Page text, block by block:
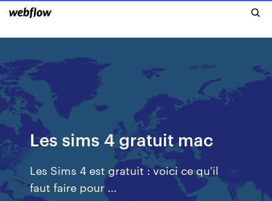
Les sims 4 gratuit mac
Les Sims 4 est gratuit : voici ce qu'il
faut faire pour ...